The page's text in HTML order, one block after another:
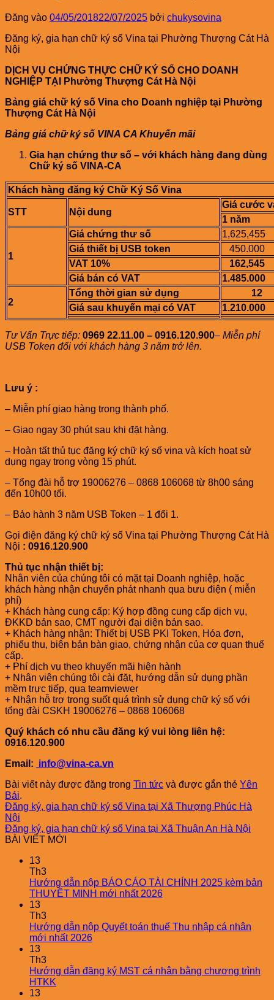
Đăng vào 04/05/201822/07/2025 bởi chukysovina
Đăng ký, gia hạn chữ ký số Vina tại Phường Thượng Cát Hà
Nội
DỊCH VỤ CHỨNG THỰC CHỮ KÝ SỐ CHO DOANH
NGHIỆP TẠI Phường Thượng Cát Hà Nội
Bảng giá chữ ký số Vina cho Doanh nghiệp tại Phường
Thượng Cát Hà Nội
Bảng giá chữ ký số VINA CA Khuyến mãi
Gia hạn chứng thư số – với khách hàng đang dùng
Chữ ký số VINA-CA
Khách hàng đăng ký Chữ Ký Số Vina
STT Nội dung
Giá cước
1 năm
1
Giá chứng thư số
1,625,455
Giá thiết bị USB token
450.000
VAT 10%
162,545
Giá bán có VAT
1.485.000
2
Tổng thời gian sử dụng
12
Giá sau khuyến mại có VAT
1.210.000
Tư Vấn Trực tiếp: 0969 22.11.00 – 0916.120.900– Miễn phí
USB Token đối với khách hàng 3 năm trở lên.
Lưu ý :
– Miễn phí giao hàng trong thành phố.
– Giao ngay 30 phút sau khi đặt hàng.
– Hoàn tất thủ tục đăng ký chữ ký số vina và kích hoạt sử
dụng ngay trong vòng 15 phút.
– Tổng đài hỗ trợ 19006276 – 0868 106068 từ 8h00 sáng
đến 10h00 tối.
– Bảo hành 3 năm USB Token – 1 đổi 1.
Gọi điện đăng ký chữ ký số Vina tại Phường Thượng Cát Hà
Nội : 0916.120.900
Thủ tục nhận thiết bị:
Nhân viên của chúng tôi có mặt tại Doanh nghiệp, hoặc
khách hàng nhận chuyển phát nhanh qua bưu điện ( miễn
phí)
+ Khách hàng cung cấp: Ký hợp đồng cung cấp dịch vụ,
ĐKKD bản sao, CMT người đại diện bản sao.
+ Khách hàng nhận: Thiết bị USB PKI Token, Hóa đơn,
phiếu thu, biên bản bàn giao, chứng nhận của cơ quan thuế
cấp.
+ Phí dịch vụ theo khuyến mãi hiện hành
+ Nhân viên chúng tôi cài đặt, hướng dẫn sử dụng phần
mềm trực tiếp, qua teamviewer
+ Nhận hỗ trợ trong suốt quá trình sử dụng chữ ký số với
tổng đài CSKH 19006276 – 0868 106068
Quý khách có nhu cầu đăng ký vui lòng liên hệ:
0916.120.900
Email: info@vina-ca.vn
Bài viết này được đăng trong Tin tức và được gắn thẻ Yên
Bái.
Đăng ký, gia hạn chữ ký số Vina tại Xã Thượng Phúc Hà
Nội
Đăng ký, gia hạn chữ ký số Vina tại Xã Thuận An Hà Nội
BÀI VIẾT MỚI
13
Th3
Hướng dẫn nộp BÁO CÁO TÀI CHÍNH 2025 kèm bản
THUYẾT MINH mới nhất 2026
13
Th3
Hướng dẫn nộp Quyết toán thuế Thu nhập cá nhân
mới nhất 2026
13
Th3
Hướng dẫn đăng ký MST cá nhân bằng chương trình
HTKK
13